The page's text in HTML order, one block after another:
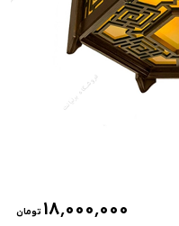
۱۸٬۰۰۰٬۰۰۰ تومان